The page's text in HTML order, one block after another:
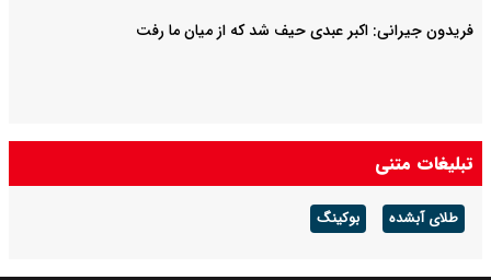
فریدون جیرانی: اکبر عبدی حیف شد که از میان ما رفت
تبلیغات متنی
طلای آبشده بوکینگ